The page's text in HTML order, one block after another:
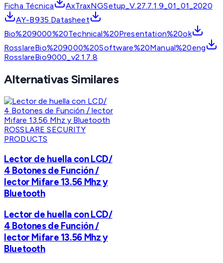
Ficha Técnica
AxTraxNGSetup_V.27.7.1.9_01_01_2020
AY-B935 Datasheet
Bio%209000%20Technical%20Presentation%20ok
RosslareBio%209000%20Software%20Manual%20eng
RosslareBio9000_v2.1.7.8
Alternativas Similares
ROSSLARE SECURITY
PRODUCTS
Lector de huella con LCD/
4 Botones de Función /
lector Mifare 13.56 Mhz y
Bluetooth
Lector de huella con LCD/
4 Botones de Función /
lector Mifare 13.56 Mhz y
Bluetooth